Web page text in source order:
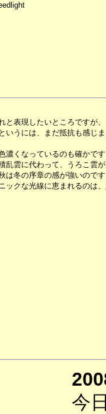
と表現したいところですが
いうには、まだ抵抗も感じま
濃くなっているのも確かで
乱雲に代わって、うろこ雲
は冬の序章の感が強いのです
ックな光線に恵まれるのは
今